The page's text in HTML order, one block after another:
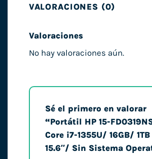
VALORACIONES (0)
Valoraciones
No hay valoraciones aún.
Sé el primero en valorar
“Portátil HP 15-
Core i7-1355U/ 16GB/
15.6″/ Sin Sistema